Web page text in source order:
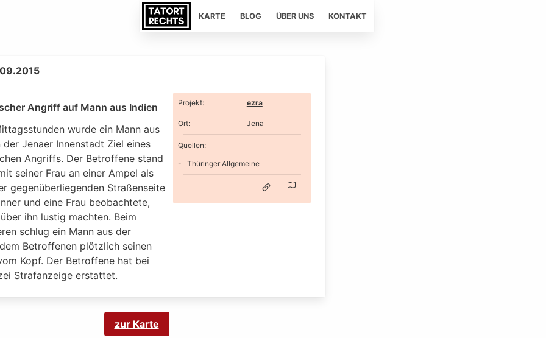
KARTE BLOG ÜBER UNS KONTAKT
Angriff auf Mann aus Indien
wurde ein Mann aus
der Jenaer Innenstadt Ziel eines
Angriffs. Der Betroffene stand
seiner Frau an einer Ampel als
gegenüberliegenden Straßenseite
und eine Frau beobachtete,
ihn lustig machten. Beim
schlug ein Mann aus der
Betroffenen plötzlich seinen
Kopf. Der Betroffene hat bei
Strafanzeige erstattet.
Projekt: ezra
Ort: Jena
Quellen:
Thüringer Allgemeine
zur Karte